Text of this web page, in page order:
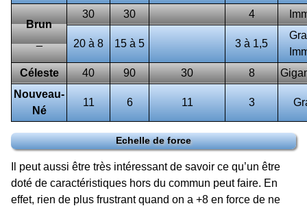
Brun
_
30 30 4
20 à 8 15 à 5 3 à 1,5
Céleste
40 90 30 8
Nouveau-
Né
11 6 11 3
Echelle de force
Il peut aussi être très intéressant de savoir ce qu’un être
doté de caractéristiques hors du commun peut faire. En
effet, rien de plus frustrant quand on a +8 en force de ne